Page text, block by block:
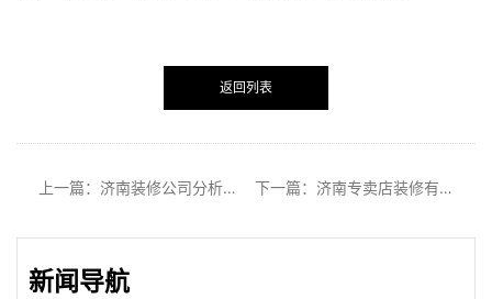
返回列表
上一篇：济南装修公司分析硅藻泥和艺术漆之间的区别 下一篇：济南专卖店装修有哪些技巧
新闻导航